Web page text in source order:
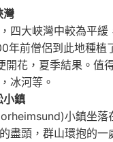
灣
四大峽灣中較為平緩
年前僧侶到此地種植
開花，夏季結果。值
冰河等。
小鎮
小鎮坐落
盡頭，群山環抱的一